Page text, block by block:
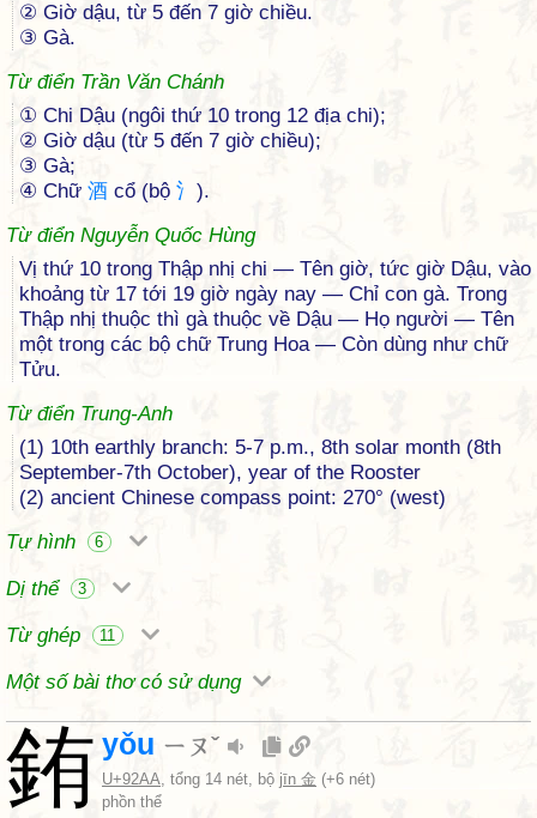
② Giờ dậu, từ 5 đến 7 giờ chiều.
③ Gà.
Từ điển Trần Văn Chánh
① Chi Dậu (ngôi thứ 10 trong 12 địa chi);
② Giờ dậu (từ 5 đến 7 giờ chiều);
③ Gà;
④ Chữ 酒 cổ (bộ 氵 ).
Từ điển Nguyễn Quốc Hùng
Vị thứ 10 trong Thập nhị chi — Tên giờ, tức giờ Dậu, vào
khoảng từ 17 tới 19 giờ ngày nay — Chỉ con gà. Trong
Thập nhị thuộc thì gà thuộc về Dậu — Họ người — Tên
một trong các bộ chữ Trung Hoa — Còn dùng như chữ
Tửu.
Từ điển Trung-Anh
(1) 10th earthly branch: 5-7 p.m., 8th solar month (8th
September-7th October), year of the Rooster
(2) ancient Chinese compass point: 270° (west)
Tự hình
6
Dị thể 3
Từ ghép 11
Một số bài thơ có sử dụng
銪 yǒu ㄧㄡˇ
U+92AA, tổng 14 nét, bộ jīn 金 (+6 nét)
phồn thể